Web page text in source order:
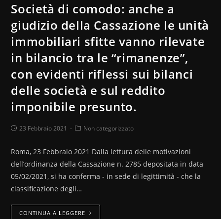
Società di comodo: anche a
giudizio della Cassazione le unità
immobiliari sfitte vanno rilevate
in bilancio tra le “rimanenze”,
con evidenti riflessi sui bilanci
delle società e sul reddito
imponibile presunto.
23 Febbraio 2021 Non categorizzato
Roma, 23 Febbraio 2021 Dalla lettura delle motivazioni
dell’ordinanza della Cassazione n. 2785 depositata in data
05/02/2021, si ha conferma - in sede di legittimità - che la
classificazione degli…
CONTINUA A LEGGERE